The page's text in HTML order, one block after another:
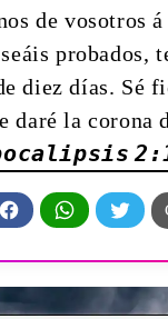
de vosotros
probados,
diez días. Sé
daré la corona